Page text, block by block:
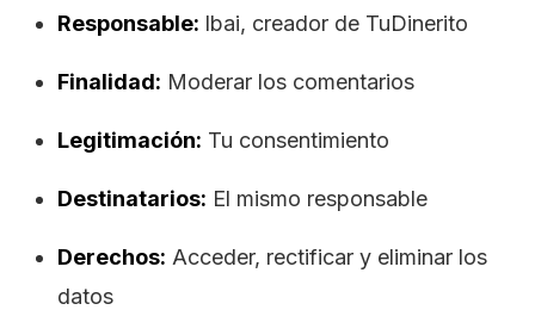
Responsable: lbai, creador de TuDinerito
Finalidad: Moderar los comentarios
Legitimación: Tu consentimiento
Destinatarios: El mismo responsable
Derechos: Acceder, rectificar y eliminar los
datos